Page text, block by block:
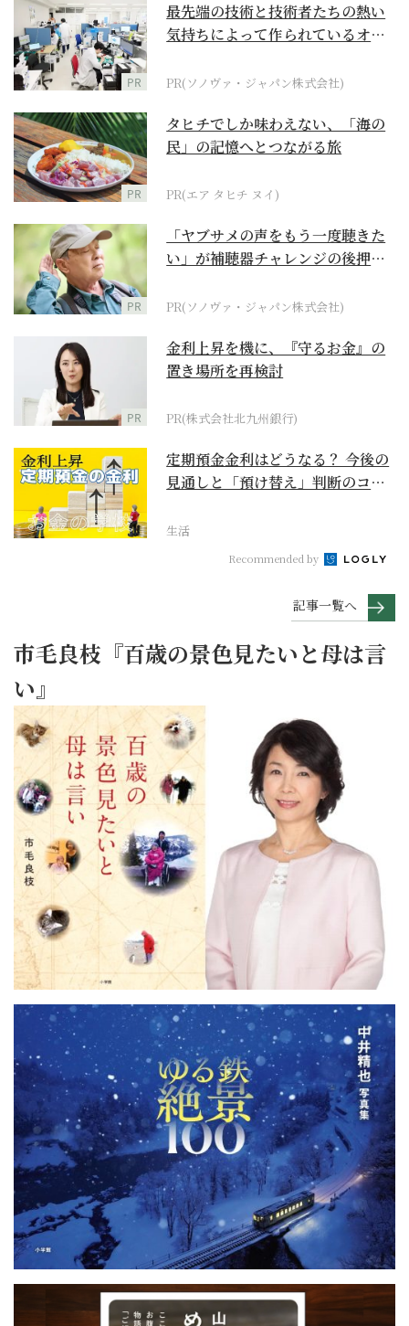
PR
最先端の技術と技術者たちの熱い
気持ちによって作られているオー
PR(ソノヴァ・ジャパン株式会社)
PR
タヒチでしか味わえない、「海の
民」の記憶へとつながる旅
PR(エア タヒチ ヌイ)
PR
「ヤブサメの声をもう一度聴きた
い」が補聴器チャレンジの後押し
PR(ソノヴァ・ジャパン株式会社)
PR
金利上昇を機に、『守るお金』の
置き場所を再検討
PR(株式会社北九州銀行)
定期預金金利はどうなる？ 今後の
見通しと「預け替え」判断のコツ
生活
Recommended by
記事一覧へ
市毛良枝『百歳の景色見たいと母は言
い』